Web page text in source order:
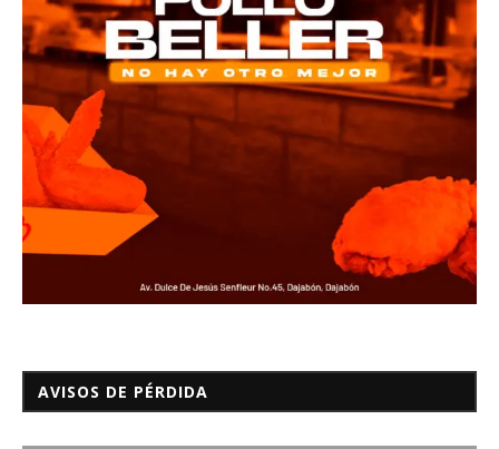
AVISOS DE PÉRDIDA